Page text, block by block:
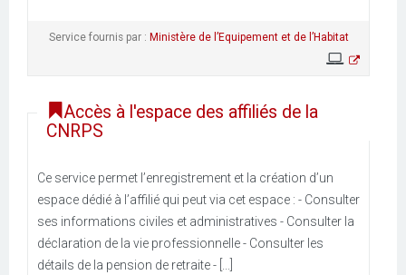
Service fournis par : Ministère de l’Equipement et de l’Habitat
Accès à l'espace des affiliés de la
CNRPS
Ce service permet l’enregistrement et la création d’un
espace dédié à l’affilié qui peut via cet espace : - Consulter
ses informations civiles et administratives - Consulter la
déclaration de la vie professionnelle - Consulter les
détails de la pension de retraite - [...]